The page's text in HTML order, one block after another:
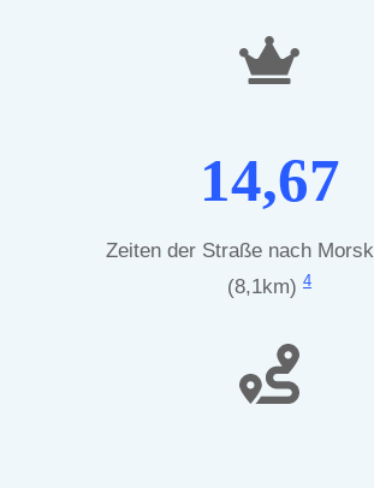
14,67
Zeiten der Straße nach
(8,1km) 4